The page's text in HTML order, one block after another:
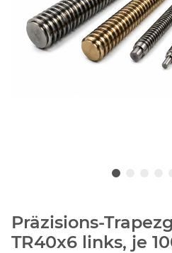
Präzisions-
TR40x6 links, je